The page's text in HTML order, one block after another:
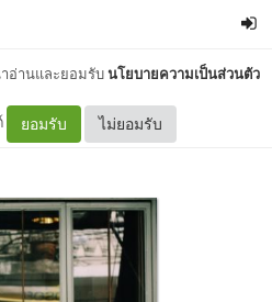
าอ่านและยอมรับนโยบายความเป็นส่วนตัว
ยอมรับ ไม่ยอมรับ